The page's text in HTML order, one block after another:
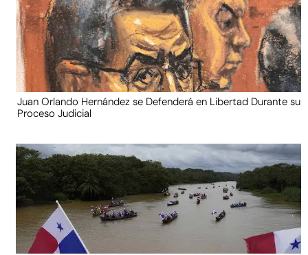
Juan Orlando Hernández se Defenderá en Libertad Durante su
Proceso Judicial